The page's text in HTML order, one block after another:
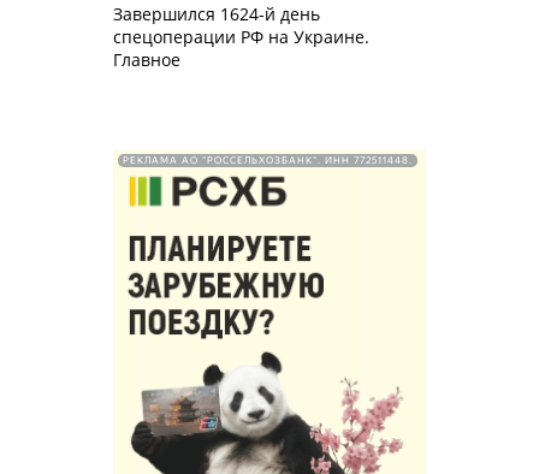
Завершился 1624-й день
спецоперации РФ на Украине.
Главное
РЕКЛАМА АО "РОССЕЛЬХОЗБАНК". ИНН 772511448.